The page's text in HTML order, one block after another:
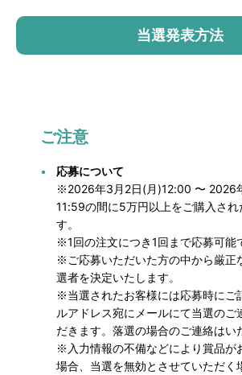
当選発表方法
ご注意
応募について
※2026年3月2日(月)12:00 〜 2026
11:59の間に5万円以上をご購入され
す。
※1回の注文につき1回まで応募可能
※ご応募いただいた方の中から厳正
選者を決定いたします。
※当選されたお客様には応募時にご
ルアドレス宛にメールにて当選のご
だきます。落選の場合のご連絡はい
※入力情報の不備などにより賞品が
場合、当選を無効とさせていただく